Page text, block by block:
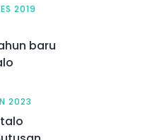
2019
baru
2023